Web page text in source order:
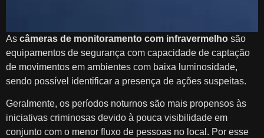
As câmeras de monitoramento com infravermelho são
equipamentos de segurança com capacidade de captação
de movimentos em ambientes com baixa luminosidade,
sendo possível identificar a presença de ações suspeitas.
Geralmente, os períodos noturnos são mais propensos às
iniciativas criminosas devido à pouca visibilidade em
conjunto com o menor fluxo de pessoas no local. Por esse